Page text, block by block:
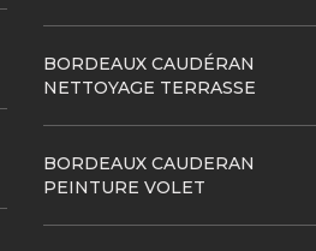
BORDEAUX CAUDÉRAN
NETTOYAGE TERRASSE
BORDEAUX CAUDERAN
PEINTURE VOLET